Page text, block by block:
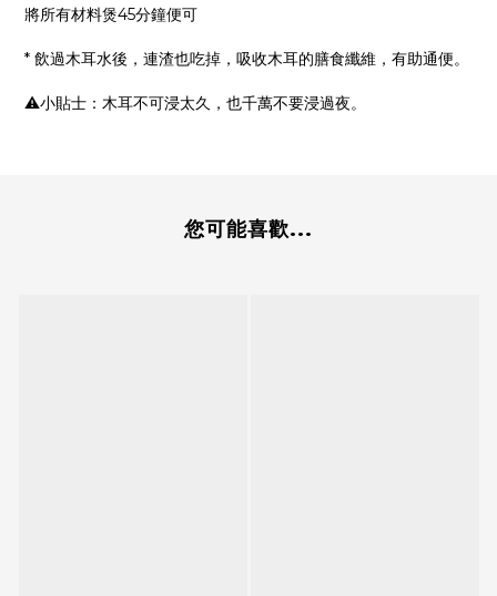
將所有材料煲45分鐘便可
* 飲過木耳水後，連渣也吃掉，吸收木耳的膳食纖維，有助通便。
⚠小貼士：木耳不可浸太久，也千萬不要浸過夜。
您可能喜歡...